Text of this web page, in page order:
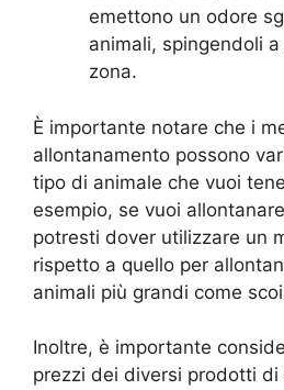
emettono un odore
animali, spingendoli a
zona.
È importante notare che i
allontanamento possono
tipo di animale che vuoi
esempio, se vuoi
potresti dover utilizzare un
rispetto a quello per
animali più grandi come
Inoltre, è importante
prezzi dei diversi prodotti